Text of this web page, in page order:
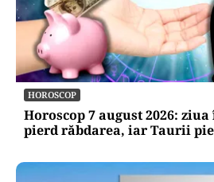
HOROSCOP
Horoscop 7 august 2026:
pierd răbdarea, iar Taurii